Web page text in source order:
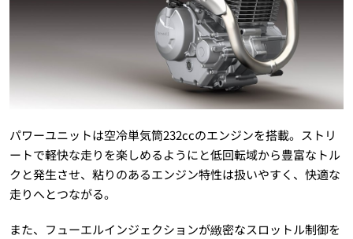
パワーユニットは空冷単気筒232ccのエンジンを搭載。ストリ
ートで軽快な走りを楽しめるようにと低回転域から豊富なトル
クと発生させ、粘りのあるエンジン特性は扱いやすく、快適な
走りへとつながる。
また、フューエルインジェクションが緻密なスロットル制御を